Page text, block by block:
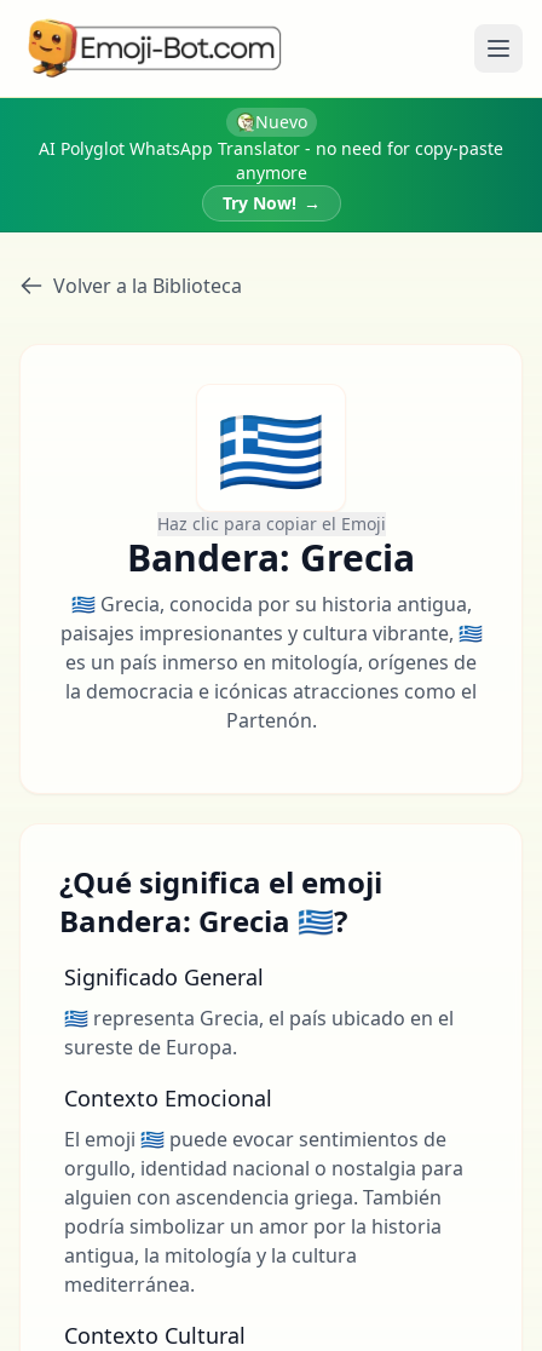
Nuevo
AI Polyglot WhatsApp Translator - no need for copy-paste
anymore
Try Now! →
Volver a la Biblioteca
🇬🇷
Haz clic para copiar el Emoji
Bandera: Grecia
🇬🇷 Grecia, conocida por su historia antigua,
paisajes impresionantes y cultura vibrante, 🇬🇷
es un país inmerso en mitología, orígenes de
la democracia e icónicas atracciones como el
Partenón.
¿Qué significa el emoji
Bandera: Grecia 🇬🇷?
Significado General
🇬🇷 representa Grecia, el país ubicado en el
sureste de Europa.
Contexto Emocional
El emoji 🇬🇷 puede evocar sentimientos de
orgullo, identidad nacional o nostalgia para
alguien con ascendencia griega. También
podría simbolizar un amor por la historia
antigua, la mitología y la cultura
mediterránea.
Contexto Cultural